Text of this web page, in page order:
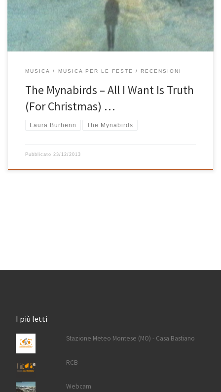
Christmas) scrive: “Have yourself a merry little christmasHave it
while you […]
MUSICA MUSICA PER LE FESTE RECENSIONI
The Mynabirds – All I Want Is Truth
(For Christmas) …
Laura Burhenn The Mynabirds
Pubblicato 23/12/2013
I più letti
Stazione Meteo Montese (MO) - Casa Bastiano
RCB
Webcam